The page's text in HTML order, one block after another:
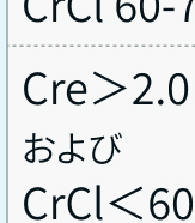
が実施された｡
分割) またはコルチゾ
フルドロコルチゾンの
基準
いて対応が行われ